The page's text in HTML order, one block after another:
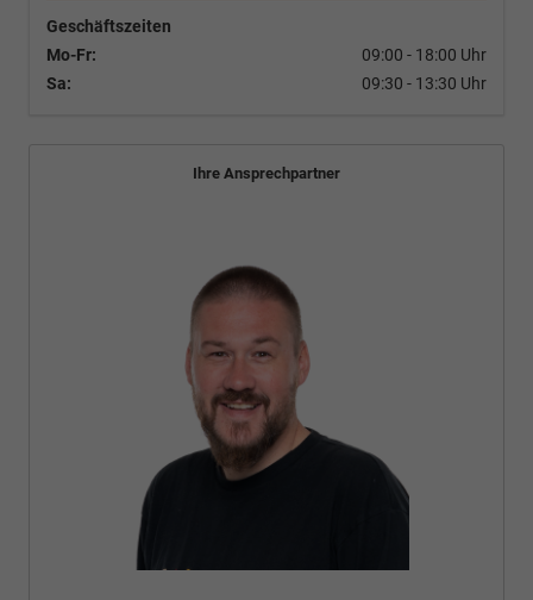
Geschäftszeiten
Mo-Fr:
09:00 - 18:00 Uhr
Sa:
09:30 - 13:30 Uhr
Ihre Ansprechpartner